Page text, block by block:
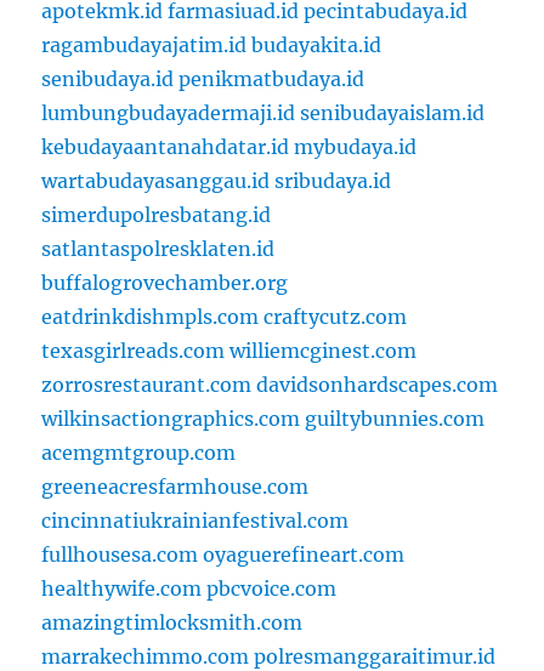
apotekmk.id farmasiuad.id pecintabudaya.id
ragambudayajatim.id budayakita.id
senibudaya.id penikmatbudaya.id
lumbungbudayadermaji.id senibudayaislam.id
kebudayaantanahdatar.id mybudaya.id
wartabudayasanggau.id sribudaya.id
simerdupolresbatang.id
satlantaspolresklaten.id
buffalogrovechamber.org
eatdrinkdishmpls.com craftycutz.com
texasgirlreads.com williemcginest.com
zorrosrestaurant.com davidsonhardscapes.com
wilkinsactiongraphics.com guiltybunnies.com
acemgmtgroup.com
greeneacresfarmhouse.com
cincinnatiukrainianfestival.com
fullhousesa.com oyaguerefineart.com
healthywife.com pbcvoice.com
amazingtimlocksmith.com
marrakechimmo.com polresmanggaraitimur.id